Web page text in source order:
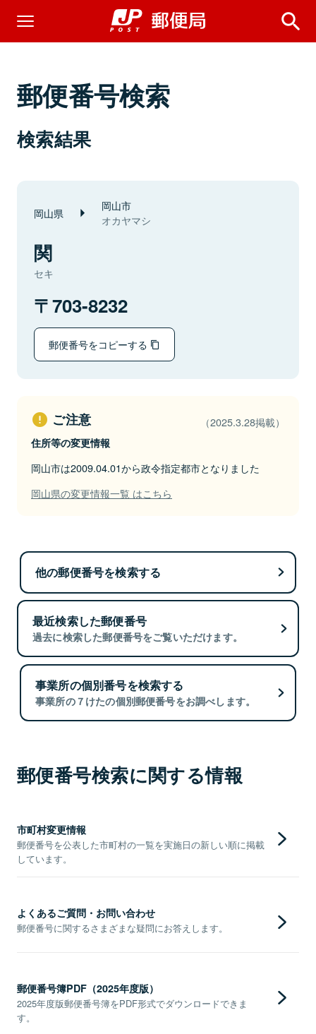
郵便番号検索
検索結果
岡山県 岡山市
オカヤマシ
関
セキ
703-8232
郵便番号をコピーする
ご注意 （2025.3.28掲載）
住所等の変更情報
岡山市は2009.04.01から政令指定都市となりました
岡山県の変更情報一覧 はこちら
他の郵便番号を検索する
最近検索した郵便番号
過去に検索した郵便番号をご覧いただけます。
事業所の個別番号を検索する
事業所の７けたの個別郵便番号をお調べします。
郵便番号検索に関する情報
市町村変更情報
郵便番号を公表した市町村の一覧を実施日の新しい順に掲載
しています。
よくあるご質問・お問い合わせ
郵便番号に関するさまざまな疑問にお答えします。
郵便番号簿PDF（2025年度版）
2025年度版郵便番号簿をPDF形式でダウンロードできま
す。